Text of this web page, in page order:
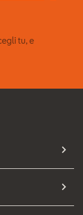
tu, e